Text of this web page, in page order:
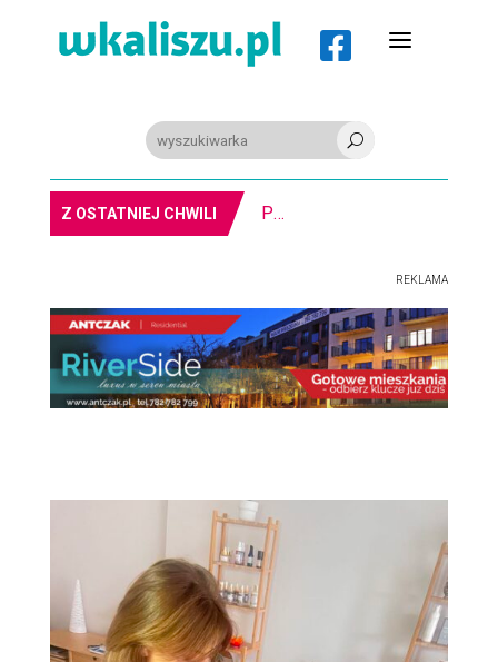
 a
U
Z OSTATNIEJ CHWILI MIASTO. Znika kebabowy ,,pałacyk”
REKLAMA